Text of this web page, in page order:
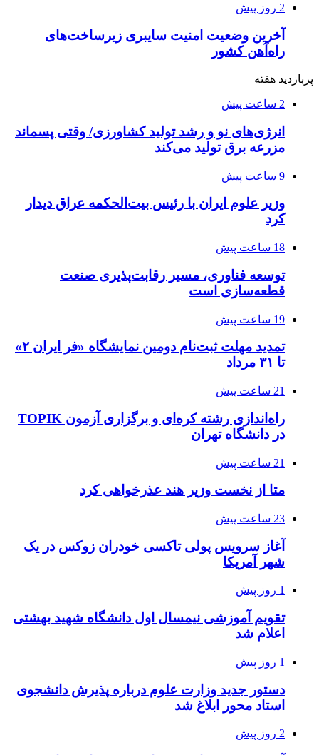
2 روز پیش
آخرین وضعیت امنیت سایبری زیرساخت‌های
راه‌آهن کشور
پربازدید هفته
2 ساعت پیش
انرژی‌های نو و رشد تولید کشاورزی/ وقتی پسماند
مزرعه‌ برق تولید می‌کند
9 ساعت پیش
وزیر علوم ایران با رئیس بیت‌الحکمه عراق دیدار
کرد
18 ساعت پیش
توسعه فناوری، مسیر رقابت‌پذیری صنعت
قطعه‌سازی است
19 ساعت پیش
تمدید مهلت ثبت‌نام دومین نمایشگاه «فر ایران ۲»
تا ۳۱ مرداد
21 ساعت پیش
راه‌اندازی رشته کره‌ای و برگزاری آزمون TOPIK
در دانشگاه تهران
21 ساعت پیش
متا از نخست وزیر هند عذرخواهی کرد
23 ساعت پیش
آغاز سرویس پولی تاکسی خودران زوکس در یک
شهر آمریکا
1 روز پیش
تقویم آموزشی نیمسال اول دانشگاه شهید بهشتی
اعلام شد
1 روز پیش
دستور جدید وزارت علوم درباره پذیرش دانشجوی
استاد محور ابلاغ شد
2 روز پیش